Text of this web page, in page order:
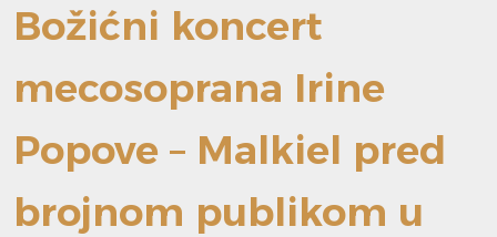
Božićni koncert
mecosoprana Irine
Popove – Malkiel pred
brojnom publikom u